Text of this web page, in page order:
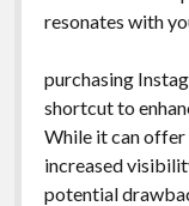
resonates with
purchasing
shortcut to
While it can
increased
potential